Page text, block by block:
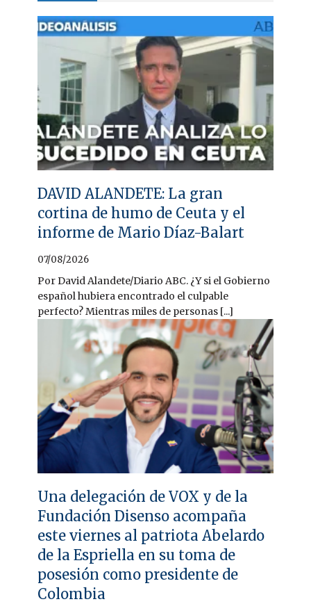
DAVID ALANDETE: La gran
cortina de humo de Ceuta y el
informe de Mario Díaz-Balart
07/08/2026
Por David Alandete/Diario ABC. ¿Y si el Gobierno
español hubiera encontrado el culpable
perfecto? Mientras miles de personas [...]
Una delegación de VOX y de la
Fundación Disenso acompaña
este viernes al patriota Abelardo
de la Espriella en su toma de
posesión como presidente de
Colombia